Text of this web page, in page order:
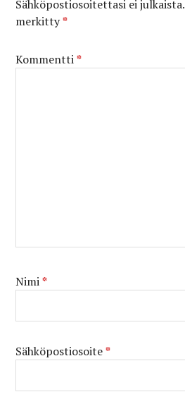
Sähköpostiosoitettasi ei julkaista.
merkitty*
Kommentti*
Nimi*
Sähköpostiosoite*